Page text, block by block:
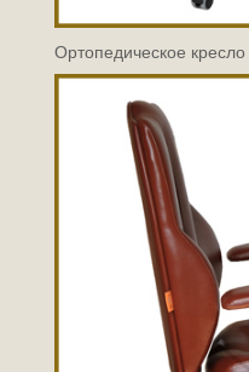
Ортопедическое